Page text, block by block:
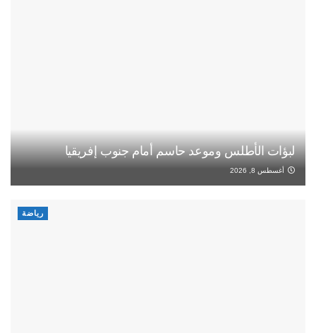
لبؤات الأطلس وموعد حاسم أمام جنوب إفريقيا
أغسطس 8, 2026
رياضة